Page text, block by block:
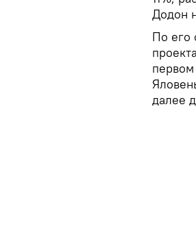
Додон
По его
первом
далее